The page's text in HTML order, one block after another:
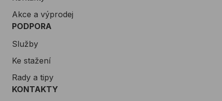
Akce a výprodej
PODPORA
Služby
Ke stažení
Rady a tipy
KONTAKTY